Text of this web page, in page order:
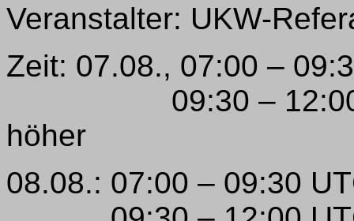
Veranstalter: UKW-
Zeit: 07.08., 07:00 –
09:30 – 12:00
höher
08.08.: 07:00 – 09:30